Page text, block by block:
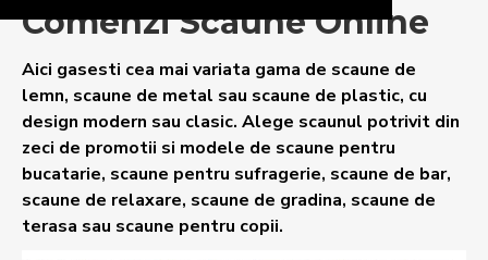
Comenzi Scaune Online
Aici gasesti cea mai variata gama de scaune de
lemn, scaune de metal sau scaune de plastic, cu
design modern sau clasic. Alege scaunul potrivit din
zeci de promotii si modele de scaune pentru
bucatarie, scaune pentru sufragerie, scaune de bar,
scaune de relaxare, scaune de gradina, scaune de
terasa sau scaune pentru copii.